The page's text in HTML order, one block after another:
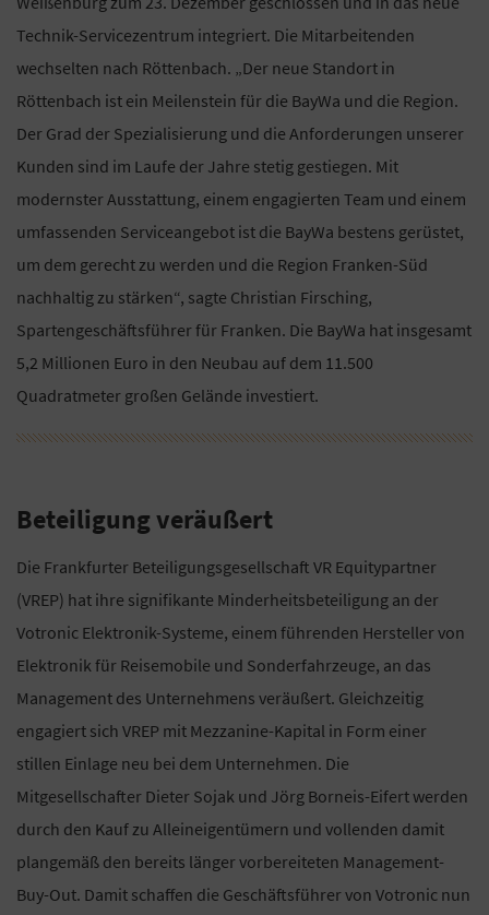
Technik-Servicezentrum integriert. Die Mitarbeitenden
wechselten nach Röttenbach. „Der neue Standort in
Röttenbach ist ein Meilenstein für die BayWa und die Region.
Der Grad der Spezialisierung und die Anforderungen unserer
Kunden sind im Laufe der Jahre stetig gestiegen. Mit
modernster Ausstattung, einem engagierten Team und einem
umfassenden Serviceangebot ist die BayWa bestens gerüstet,
um dem gerecht zu werden und die Region Franken-Süd
nachhaltig zu stärken“, sagte Christian Firsching,
Spartengeschäftsführer für Franken. Die BayWa hat insgesamt
5,2 Millionen Euro in den Neubau auf dem 11.500
Quadratmeter großen Gelände investiert.
Beteiligung veräußert
Die Frankfurter Beteiligungsgesellschaft VR Equitypartner
(VREP) hat ihre signifikante Minderheitsbeteiligung an der
Votronic Elektronik-Systeme, einem führenden Hersteller von
Elektronik für Reisemobile und Sonderfahrzeuge, an das
Management des Unternehmens veräußert. Gleichzeitig
engagiert sich VREP mit Mezzanine-Kapital in Form einer
stillen Einlage neu bei dem Unternehmen. Die
Mitgesellschafter Dieter Sojak und Jörg Borneis-Eifert werden
durch den Kauf zu Alleineigentümern und vollenden damit
plangemäß den bereits länger vorbereiteten Management-
Buy-Out. Damit schaffen die Geschäftsführer von Votronic nun